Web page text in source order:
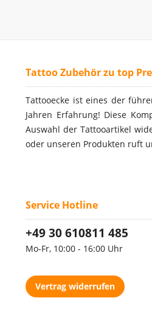
Tattoo Zubehör zu top
Tattooecke ist eines der
Jahren Erfahrung! Diese
Auswahl der Tattooartikel
oder unseren Produkten ruft
Service Hotline
+49 30 610811 485
Mo-Fr, 10:00 - 16:00 Uhr
Vertrag widerrufen